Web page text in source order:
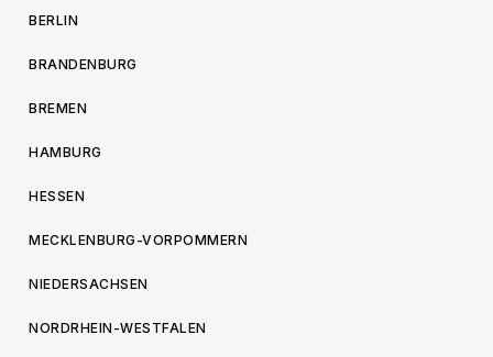
BERLIN
BRANDENBURG
BREMEN
HAMBURG
HESSEN
MECKLENBURG-VORPOMMERN
NIEDERSACHSEN
NORDRHEIN-WESTFALEN